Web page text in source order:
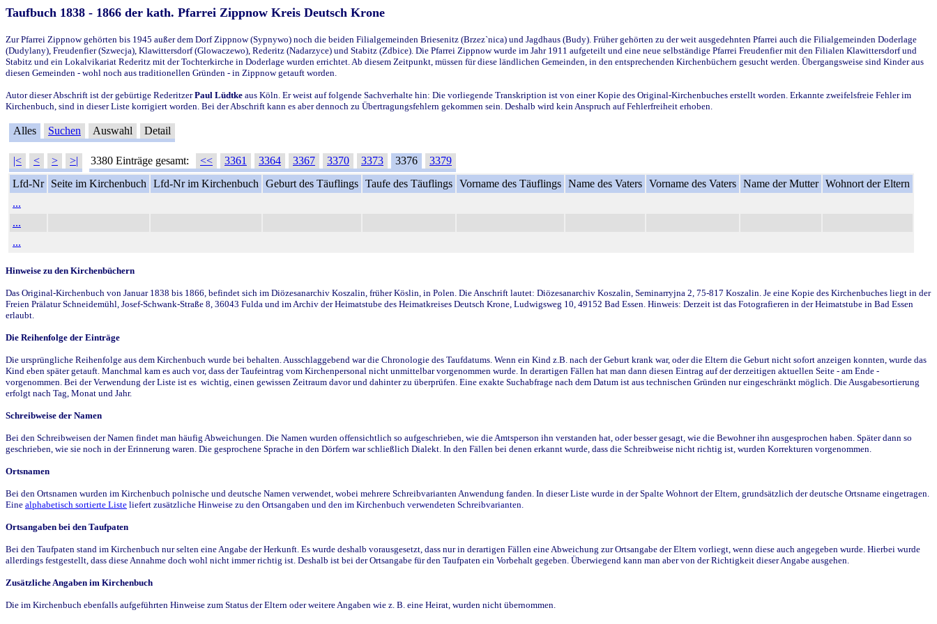
Taufbuch 1838 - 1866 der kath. Pfarrei Zippnow Kreis Deutsch Krone
Zur Pfarrei Zippnow gehörten bis 1945 außer dem Dorf Zippnow (Sypnywo) noch die beiden Filialgemeinden Briesenitz (Brzez`nica) und Jagdhaus (Budy). Früher gehörten zu der weit ausgedehnten Pfarrei auch die Filialgemeinden Doderlage
(Dudylany), Freudenfier (Szwecja), Klawittersdorf (Glowaczewo), Rederitz (Nadarzyce) und Stabitz (Zdbice). Die Pfarrei Zippnow wurde im Jahr 1911 aufgeteilt und eine neue selbständige Pfarrei Freudenfier mit den Filialen Klawittersdorf und
Stabitz und ein Lokalvikariat Rederitz mit der Tochterkirche in Doderlage wurden errichtet. Ab diesem Zeitpunkt, müssen für diese ländlichen Gemeinden, in den entsprechenden Kirchenbüchern gesucht werden. Übergangsweise sind Kinder aus
diesen Gemeinden - wohl noch aus traditionellen Gründen - in Zippnow getauft worden.
Autor dieser Abschrift ist der gebürtige RederitzerPaul Lüdtke aus Köln. Er weist auf folgende Sachverhalte hin: Die vorliegende Transkription ist von einer Kopie des Original-Kirchenbuches erstellt worden. Erkannte zweifelsfreie Fehler im
Kirchenbuch, sind in dieser Liste korrigiert worden. Bei der Abschrift kann es aber dennoch zu Übertragungsfehlern gekommen sein. Deshalb wird kein Anspruch auf Fehlerfreiheit erhoben.
Alles Suchen Auswahl Detail
|< < > >| 3380 Einträge gesamt: << 3361 3364 3367 3370 3373 3376
3379
Lfd-Nr
Seite im Kirchenbuch Lfd-Nr im Kirchenbuch Geburt des Täuflings Taufe des Täuflings Vorname des Täuflings Name des Vaters Vorname des Vaters Name der Mutter Wohnort der Eltern
...
...
...
Hinweise zu den Kirchenbüchern
Das Original-Kirchenbuch von Januar 1838 bis 1866, befindet sich im Diözesanarchiv Koszalin, früher Köslin, in Polen. Die Anschrift lautet: Diözesanarchiv Koszalin, Seminarryjna 2, 75-817 Koszalin. Je eine Kopie des Kirchenbuches liegt in der
Freien Prälatur Schneidemühl, Josef-Schwank-Straße 8, 36043 Fulda und im Archiv der Heimatstube des Heimatkreises Deutsch Krone, Ludwigsweg 10, 49152 Bad Essen. Hinweis: Derzeit ist das Fotografieren in der Heimatstube in Bad Essen
erlaubt.
Die Reihenfolge der Einträge
Die ursprüngliche Reihenfolge aus dem Kirchenbuch wurde bei behalten. Ausschlaggebend war die Chronologie des Taufdatums. Wenn ein Kind z.B. nach der Geburt krank war, oder die Eltern die Geburt nicht sofort anzeigen konnten, wurde das
Kind eben später getauft. Manchmal kam es auch vor, dass der Taufeintrag vom Kirchenpersonal nicht unmittelbar vorgenommen wurde. In derartigen Fällen hat man dann diesen Eintrag auf der derzeitigen aktuellen Seite - am Ende -
vorgenommen. Bei der Verwendung der Liste ist es wichtig, einen gewissen Zeitraum davor und dahinter zu überprüfen. Eine exakte Suchabfrage nach dem Datum ist aus technischen Gründen nur eingeschränkt möglich. Die Ausgabesortierung
erfolgt nach Tag, Monat und Jahr.
Schreibweise der Namen
Bei den Schreibweisen der Namen findet man häufig Abweichungen. Die Namen wurden offensichtlich so aufgeschrieben, wie die Amtsperson ihn verstanden hat, oder besser gesagt, wie die Bewohner ihn ausgesprochen haben. Später dann so
geschrieben, wie sie noch in der Erinnerung waren. Die gesprochene Sprache in den Dörfern war schließlich Dialekt. In den Fällen bei denen erkannt wurde, dass die Schreibweise nicht richtig ist, wurden Korrekturen vorgenommen.
Ortsnamen
Bei den Ortsnamen wurden im Kirchenbuch polnische und deutsche Namen verwendet, wobei mehrere Schreibvarianten Anwendung fanden. In dieser Liste wurde in der Spalte Wohnort der Eltern, grundsätzlich der deutsche Ortsname eingetragen.
Eine alphabetisch sortierte Liste liefert zusätzliche Hinweise zu den Ortsangaben und den im Kirchenbuch verwendeten Schreibvarianten.
Ortsangaben bei den Taufpaten
Bei den Taufpaten stand im Kirchenbuch nur selten eine Angabe der Herkunft. Es wurde deshalb vorausgesetzt, dass nur in derartigen Fällen eine Abweichung zur Ortsangabe der Eltern vorliegt, wenn diese auch angegeben wurde. Hierbei wurde
allerdings festgestellt, dass diese Annahme doch wohl nicht immer richtig ist. Deshalb ist bei der Ortsangabe für den Taufpaten ein Vorbehalt gegeben. Überwiegend kann man aber von der Richtigkeit dieser Angabe ausgehen.
Zusätzliche Angaben im Kirchenbuch
Die im Kirchenbuch ebenfalls aufgeführten Hinweise zum Status der Eltern oder weitere Angaben wie z. B. eine Heirat, wurden nicht übernommen.